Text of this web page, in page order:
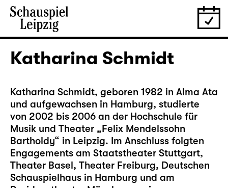
Katharina Schmidt
Katharina Schmidt, geboren 1982 in Alma Ata
und aufgewachsen in Hamburg, studierte
von 2002 bis 2006 an der Hochschule für
Musik und Theater „Felix Mendelssohn
Bartholdy“ in Leipzig. Im Anschluss folgten
Engagements am Staatstheater Stuttgart,
Theater Basel, Theater Freiburg, Deutschen
Schauspielhaus in Hamburg und am